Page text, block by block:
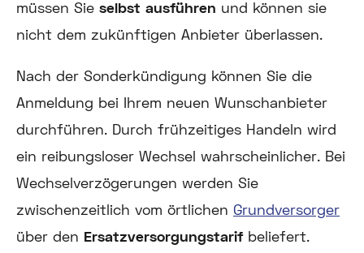
müssen Sie selbst ausführen und können sie
nicht dem zukünftigen Anbieter überlassen.
Nach der Sonderkündigung können Sie die
Anmeldung bei Ihrem neuen Wunschanbieter
durchführen. Durch frühzeitiges Handeln wird
ein reibungsloser Wechsel wahrscheinlicher. Bei
Wechselverzögerungen werden Sie
zwischenzeitlich vom örtlichen Grundversorger
über den Ersatzversorgungstarifbeliefert.